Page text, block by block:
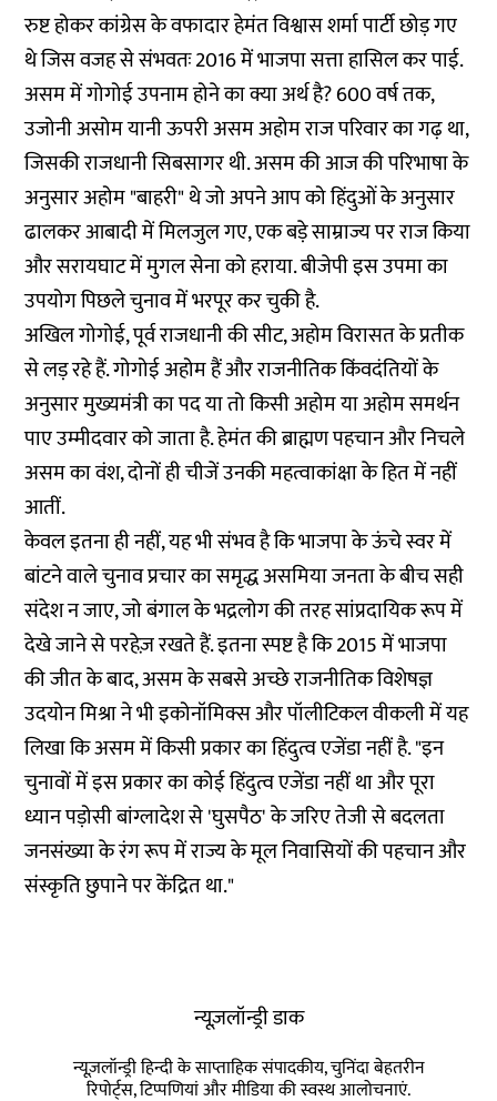
रुष्ट होकर कांग्रेस के वफादार हेमंत विश्वास शर्मा पार्टी छोड़ गए
थे जिस वजह से संभवतः 2016 में भाजपा सत्ता हासिल कर पाई.
असम में गोगोई उपनाम होने का क्या अर्थ है? 600 वर्ष तक,
उजोनी असोम यानी ऊपरी असम अहोम राज परिवार का गढ़ था,
जिसकी राजधानी सिबसागर थी. असम की आज की परिभाषा के
अनुसार अहोम "बाहरी" थे जो अपने आप को हिंदुओं के अनुसार
ढालकर आबादी में मिलजुल गए, एक बड़े साम्राज्य पर राज किया
और सरायघाट में मुगल सेना को हराया. बीजेपी इस उपमा का
उपयोग पिछले चुनाव में भरपूर कर चुकी है.
अखिल गोगोई, पूर्व राजधानी की सीट, अहोम विरासत के प्रतीक
से लड़ रहे हैं. गोगोई अहोम हैं और राजनीतिक किंवदंतियों के
अनुसार मुख्यमंत्री का पद या तो किसी अहोम या अहोम समर्थन
पाए उम्मीदवार को जाता है. हेमंत की ब्राह्मण पहचान और निचले
असम का वंश, दोनों ही चीजें उनकी महत्वाकांक्षा के हित में नहीं
आतीं.
केवल इतना ही नहीं, यह भी संभव है कि भाजपा के ऊंचे स्वर में
बांटने वाले चुनाव प्रचार का समृद्ध असमिया जनता के बीच सही
संदेश न जाए, जो बंगाल के भद्रलोग की तरह सांप्रदायिक रूप में
देखे जाने से परहेज़ रखते हैं. इतना स्पष्ट है कि 2015 में भाजपा
की जीत के बाद, असम के सबसे अच्छे राजनीतिक विशेषज्ञ
उदयोन मिश्रा ने भी इकोनॉमिक्स और पॉलीटिकल वीकली में यह
लिखा कि असम में किसी प्रकार का हिंदुत्व एजेंडा नहीं है. "इन
चुनावों में इस प्रकार का कोई हिंदुत्व एजेंडा नहीं था और पूरा
ध्यान पड़ोसी बांग्लादेश से 'घुसपैठ' के जरिए तेजी से बदलता
जनसंख्या के रंग रूप में राज्य के मूल निवासियों की पहचान और
संस्कृति छुपाने पर केंद्रित था."
न्यूज़लॉन्ड्री डाक
न्यूज़लॉन्ड्री हिन्दी के साप्ताहिक संपादकीय, चुनिंदा बेहतरीन
रिपोर्ट्स, टिप्पणियां और मीडिया की स्वस्थ आलोचनाएं.